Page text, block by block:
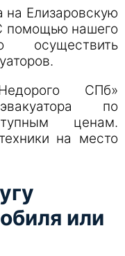
на Елизаровскую
помощью нашего
СПб»
по
ценам.
на место
или